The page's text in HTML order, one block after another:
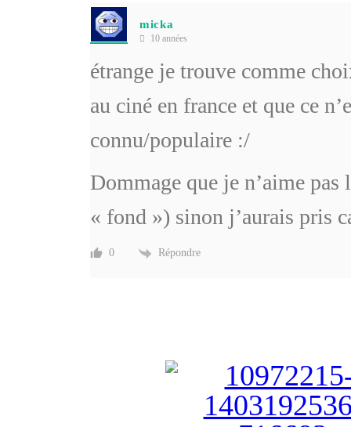
micka
10 années
étrange je trouve comme
au ciné en france et que ce
connu/populaire :/
Dommage que je n’aime
« fond ») sinon j’aurais pris
0 Répondre